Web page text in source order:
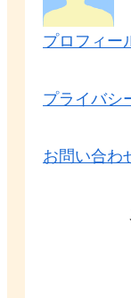
プロフィー
プライバシ
お問い合わ